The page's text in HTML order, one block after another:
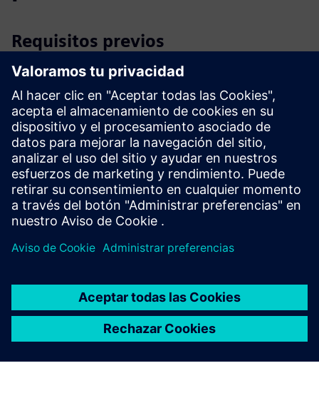
Requisitos previos
No hay soporte para Internet Explorer ≤11
Compatible con Edge, Chrome, Firefox, Safari (últimas
versiones)
Se necesitan un mínimo de 4 CPU virtuales y 32 GB de RAM
10 GB de almacenamiento dedicado a anexio®
1 TB de almacenamiento dedicado a anexio® DB
El modo escritorio es obligatorio en todos los sistemas
10 GB de almacenamiento dedicado al software anexio®